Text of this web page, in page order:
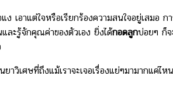
เอาแต่ใจหรือเรียกร้องความสนใจอยู่เสม
ละรู้จักคุณค่าของตัวเอง ยิ่งได้กอดลูกบ่อยๆ ก็จ
าวิเศษที่ถึงแม้เราจะเจอเรื่องแย่ๆมามากแ